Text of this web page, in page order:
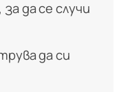
да се случи
да си